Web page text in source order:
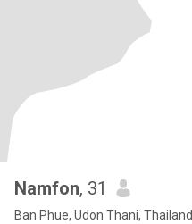
Namfon, 31
Ban Phue, Udon Thani, Thailand